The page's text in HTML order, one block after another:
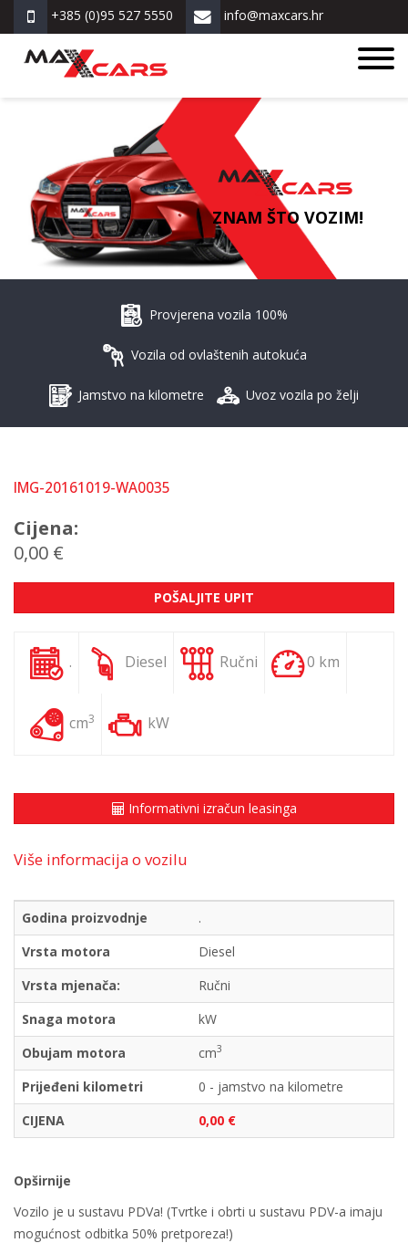
+385 (0)95 527 5550 info@maxcars.hr
ZNAM ŠTO VOZIM!
Provjerena vozila 100%
Vozila od ovlaštenih autokuća
Jamstvo na kilometre Uvoz vozila po želji
IMG-20161019-WA0035
Cijena:
0,00 €
POŠALJITE UPIT
. Diesel Ručni 0 km
cm3 kW
Informativni izračun leasinga
Više informacija o vozilu
Godina proizvodnje
.
Vrsta motora
Diesel
Vrsta mjenača:
Ručni
Snaga motora
kW
Obujam motora
cm3
Prijeđeni kilometri
0 - jamstvo na kilometre
CIJENA
0,00 €
Opširnije
Vozilo je u sustavu PDVa! (Tvrtke i obrti u sustavu PDV-a imaju
mogućnost odbitka 50% pretporeza!)